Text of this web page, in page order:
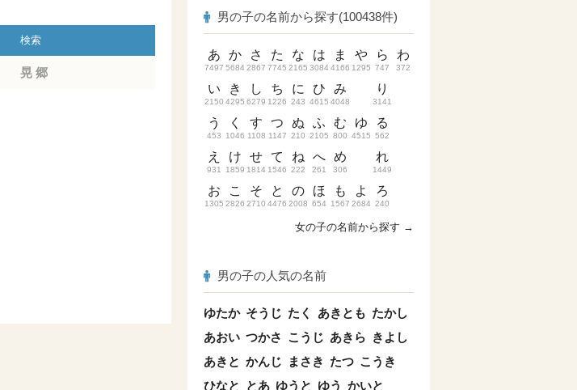
検索
晃 郷
男の子の名前から探す(100438件)
あ
7497
い
2150
う
453
え
931
お
1305
か
5684
き
4295
く
1046
け
1859
こ
2826
さ
2867
し
6279
す
1108
せ
1814
そ
2710
た
7745
ち
1226
つ
1147
て
1546
と
4476
な
2165
に
243
ぬ
210
ね
222
の
2008
は
3084
ひ
4615
ふ
2105
へ
261
ほ
654
ま
4166
み
4048
む
800
め
306
も
1567
や
1295
ゆ
4515
よ
2684
ら
747
り
3141
る
562
れ
1449
ろ
240
わ
372
女の子の名前から探す →
男の子の人気の名前
ゆたか そうじ たく あきとも たかし
あおい つかさ こうじ あきら きよし
あきと かんじ まさき たつ こうき
ひなと
とあ ゆうと ゆう かいと